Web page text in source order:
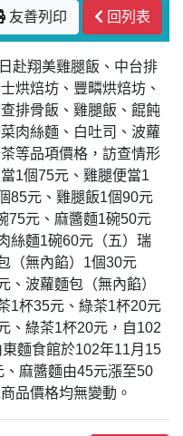
友善列印 回列表
赴翔美雞腿飯、中台排
烘焙坊、豐疄烘焙坊、
排骨飯、雞腿飯、餛飩
肉絲麵、白吐司、波蘿
等品項價格，訪查情形
1個75元、雞腿便當1
85元、雞腿飯1個90元
75元、麻醬麵1碗50元
絲麵1碗60元（五）瑞
（無內餡）1個30元
、波蘿麵包（無內餡）
1杯35元、綠茶1杯20元
、綠茶1杯20元，自102
麵食館於102年11月15
、麻醬麵由45元漲至50
品價格均無變動。